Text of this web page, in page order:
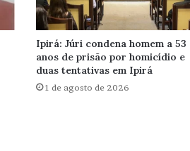
Ipirá: Júri condena homem a 53
anos de prisão por homicídio e
duas tentativas em Ipirá
1 de agosto de 2026